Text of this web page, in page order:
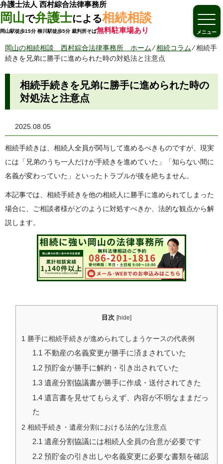
弁護士法人 西村綜合法律事務所
岡山で弁護士による相続相談
岡山駅徒歩15分 柳川駅徒歩5分 裁判所そば無料駐車場あり
岡山の相続相談 西村綜合法律事務所 ホーム⁄相続コラム⁄相続手
続きを兄弟に勝手に進められた時の対処法と注意点
相続手続きを兄弟に勝手に進められた時の
対処法と注意点
2025.08.05
相続手続きは、相続人全員が関与して進めるべきものですが、現実
には「兄弟のうち一人だけが手続きを進めていた」「知らない間に
名義が変わっていた」といったトラブルが後を絶ちません。
本記事では、相続手続きを他の相続人に勝手に進められてしまった
場合に、ご相談者様がどのように対処すべきか、法的な観点から解
説します。
目次 [hide]
1 勝手に相続手続きが進められてしまうケースの代表例
1.1 不動産の名義変更が勝手に済まされていた
1.2 預貯金が勝手に解約・引き出されていた
1.3 遺産分割協議書が勝手に作成・送付されてきた
1.4 遺言書を見せてもらえず、内容が不明なままだっ
た
2 相続手続き・遺産分割における法的な注意点
2.1 遺産分割協議には相続人全員の合意が必要です
2.2 預貯金の引き出しや名義変更に必要な書類を確認
メニュー